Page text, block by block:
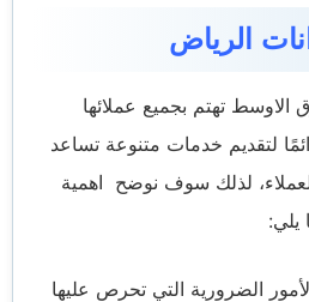
الرياض
تهتم بجميع عملائها
لتقديم خدمات متنوعة تساعد
لذلك سوف نوضح اهمية
يلي:
الضرورية التي تحرص عليها